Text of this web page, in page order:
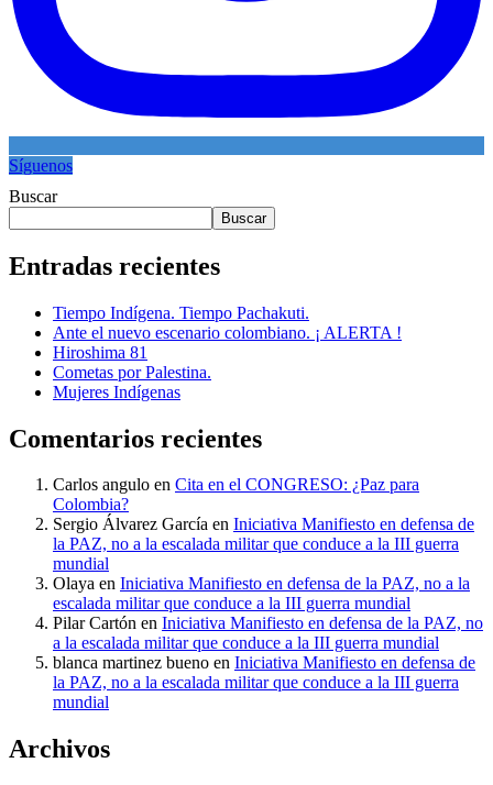
Síguenos
Buscar
Buscar
Entradas recientes
Tiempo Indígena. Tiempo Pachakuti.
Ante el nuevo escenario colombiano. ¡ ALERTA !
Hiroshima 81
Cometas por Palestina.
Mujeres Indígenas
Comentarios recientes
Carlos angulo en Cita en el CONGRESO: ¿Paz para
Colombia?
Sergio Álvarez García en Iniciativa Manifiesto en defensa de
la PAZ, no a la escalada militar que conduce a la III guerra
mundial
Olaya en Iniciativa Manifiesto en defensa de la PAZ, no a la
escalada militar que conduce a la III guerra mundial
Pilar Cartón en Iniciativa Manifiesto en defensa de la PAZ, no
a la escalada militar que conduce a la III guerra mundial
blanca martinez bueno en Iniciativa Manifiesto en defensa de
la PAZ, no a la escalada militar que conduce a la III guerra
mundial
Archivos